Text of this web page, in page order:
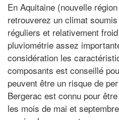
En Aquitaine (nouvelle
retrouverez un climat
réguliers et relativement
pluviométrie assez
considération les
composants est conseillé
peuvent être un risque de
Bergerac est connu pour
les mois de mai et